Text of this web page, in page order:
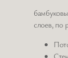
слоев, по